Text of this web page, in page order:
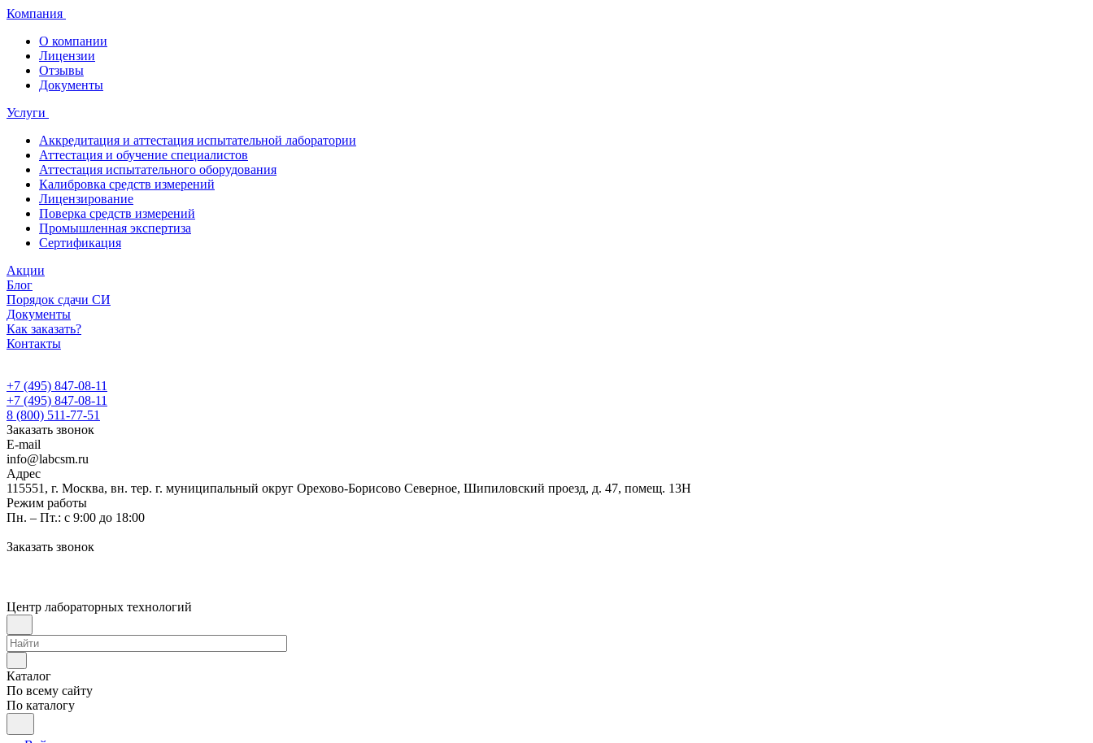
Компания
О компании
Лицензии
Отзывы
Документы
Услуги
Аккредитация и аттестация испытательной лаборатории
Аттестация и обучение специалистов
Аттестация испытательного оборудования
Калибровка средств измерений
Лицензирование
Поверка средств измерений
Промышленная экспертиза
Сертификация
Акции
Блог
Порядок сдачи СИ
Документы
Как заказать?
Контакты
+7 (495) 847-08-11
+7 (495) 847-08-11
8 (800) 511-77-51
Заказать звонок
E-mail
info@labcsm.ru
Адрес
115551, г. Москва, вн. тер. г. муниципальный округ Орехово-Борисово Северное, Шипиловский проезд, д. 47, помещ. 13Н
Режим работы
Пн. – Пт.: с 9:00 до 18:00
Заказать звонок
Центр лабораторных технологий
Каталог
По всему сайту
По каталогу